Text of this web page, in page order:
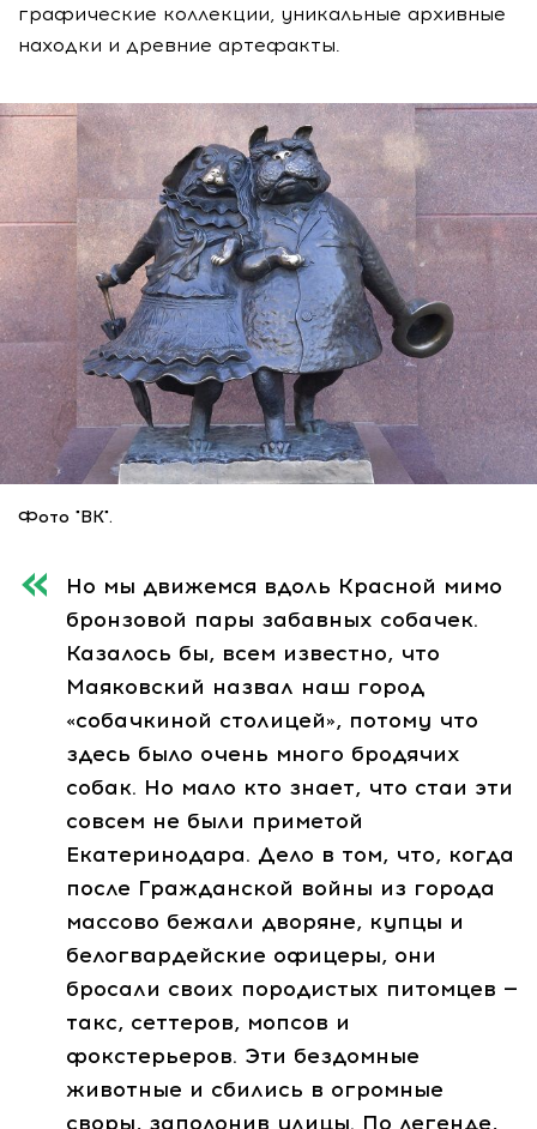
графические коллекции, уникальные архивные
находки и древние артефакты.
Фото "ВК".
Но мы движемся вдоль Красной мимо
бронзовой пары забавных собачек.
Казалось бы, всем известно, что
Маяковский назвал наш город
«собачкиной столицей», потому что
здесь было очень много бродячих
собак. Но мало кто знает, что стаи эти
совсем не были приметой
Екатеринодара. Дело в том, что, когда
после Гражданской войны из города
массово бежали дворяне, купцы и
белогвардейские офицеры, они
бросали своих породистых питомцев —
такс, сеттеров, мопсов и
фокстерьеров. Эти бездомные
животные и сбились в огромные
своры, заполонив улицы. По легенде,